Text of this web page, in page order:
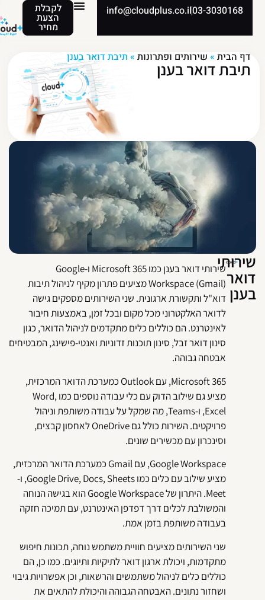
03-3030168
info@cloudplus.co.il לקבלת
הצעת
מחיר
דף הבית»שירותים ופתרונות»תיבת דואר בענן
תיבת דואר בענן
שירותי דואר בענן כמו Microsoft 365 ו-Google
Workspace (Gmail) מציעים פתרון מקיף לניהול תיבות
דוא"ל ותקשורת ארגונית. שני השירותים מספקים גישה
לדואר האלקטרוני מכל מקום ובכל זמן, באמצעות חיבור
לאינטרנט. הם כוללים כלים מתקדמים לניהול הדואר, כגון
סינון דואר זבל, סינון תוכנות זדוניות ואנטי-פישינג, המבטיחים
אבטחה גבוהה.
Microsoft 365, עם Outlook כמערכת הדואר המרכזית,
מציע גם שילוב הדוק עם כלי עבודה נוספים כמו Word,
Excel, ו-Teams, מה שמקל על עבודה משותפת וניהול
פרויקטים. השירות כולל גם OneDrive לאחסון קבצים,
וסינכרון עם מכשירים שונים.
Google Workspace, עם Gmail כמערכת הדואר המרכזית,
מציע שילוב עם כלים כמו Google Drive, Docs, Sheets, ו-
Meet. היתרון של Google Workspace הוא בגישה הנוחה
והמשולבת לכלים דרך דפדפן האינטרנט, עם תמיכה חזקה
בעבודה משותפת בזמן אמת.
שני השירותים מציעים חוויית משתמש נוחה, תכונות חיפוש
מתקדמות, ויכולת ארגון דואר לתיקיות ותיוגים. כמו כן, הם
כוללים כלים לניהול משתמשים והרשאות, וכן אפשרויות גיבוי
ושחזור נתונים. האבטחה הגבוהה והיכולת להתאים את